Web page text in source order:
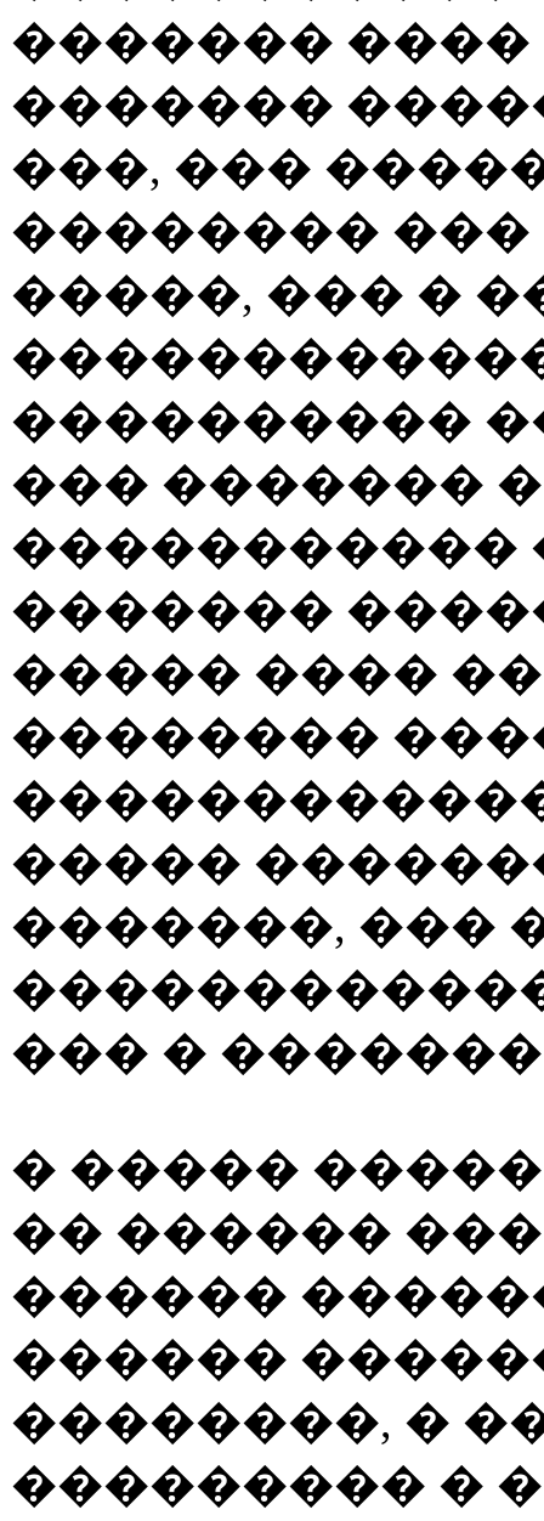
������� ����
�������
���, ���
��������
�����, ��� �
����������
��� �������
�����������
�������
����� ����
��������
�����
�������, ���
��� �
� �����
�� ������
������
������
��������, �
��������� �